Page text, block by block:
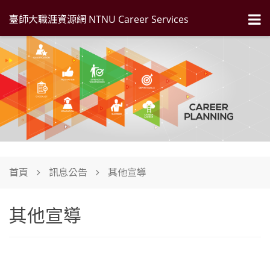
臺師大職涯資源網 NTNU Career Services
首頁 訊息公告 其他宣導
其他宣導